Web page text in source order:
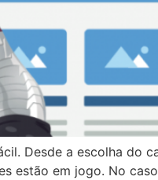
Desde a escolha do
estão em jogo. No